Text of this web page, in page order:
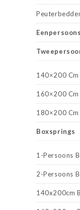
140×200
160×200
180×200
Boxsprings
1-Persoons
2-Persoons
140x200cm